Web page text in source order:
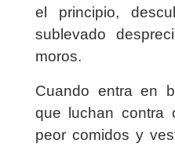
el principio,
sublevado
moros.
Cuando entra en
que luchan contra
peor comidos y